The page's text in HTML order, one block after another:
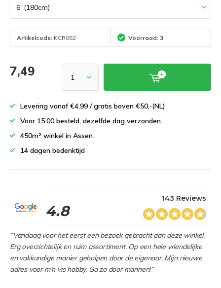
Artikelcode: KCR062 Voorraad: 3
7,49
Levering vanaf €4,99 / gratis boven €50,-(NL)
Voor 15:00 besteld, dezelfde dag verzonden
450m² winkel in Assen
14 dagen bedenktijd
4.8
143 Reviews
“Vandaag voor het eerst een bezoek gebracht aan deze winkel.
Erg overzichtelijk en ruim assortiment. Op een hele vriendelijke
en vakkundige manier geholpen door de eigenaar. Mijn nieuwe
adres voor m’n vis hobby. Ga zo door mannen!”